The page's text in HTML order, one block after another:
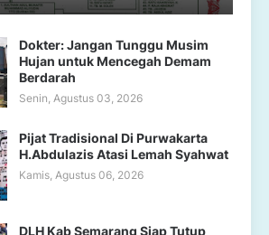
Dokter: Jangan Tunggu Musim
Hujan untuk Mencegah Demam
Berdarah
Senin, Agustus 03, 2026
Pijat Tradisional Di Purwakarta
H.Abdulazis Atasi Lemah Syahwat
Kamis, Agustus 06, 2026
DLH Kab Semarang Siap Tutup